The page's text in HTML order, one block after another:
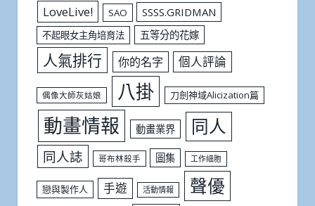
LoveLive! SAO SSSS.GRIDMAN
不起眼女主角培育法 五等分的花嫁
人氣排行 你的名字 個人評論
偶像大師灰姑娘 八掛 刀劍神域Alicization篇
動畫情報 動畫業界 同人
同人誌 哥布林殺手 圖集 工作細胞
戀與製作人 手遊 活動情報 聲優